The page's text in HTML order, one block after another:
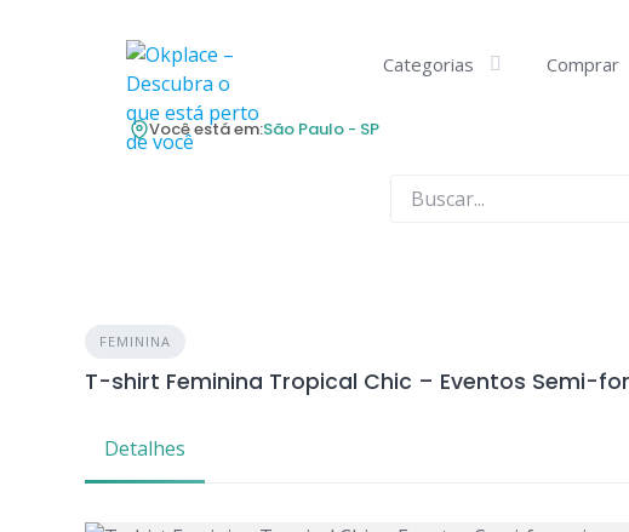
Categorias Comprar
Você está em:São Paulo - SP
FEMININA
T-shirt Feminina Tropical Chic – Eventos Semi-
Detalhes